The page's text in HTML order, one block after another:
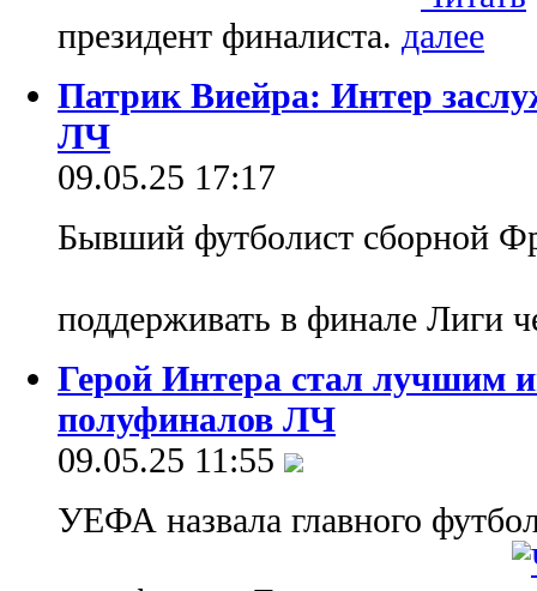
президент финалиста.
Патрик Виейра: Интер
ЛЧ
09.05.25 17:17
Бывший футболист сборной
поддерживать в финале Лиги
Герой Интера стал лучшим
полуфиналов ЛЧ
09.05.25 11:55
УЕФА назвала главного